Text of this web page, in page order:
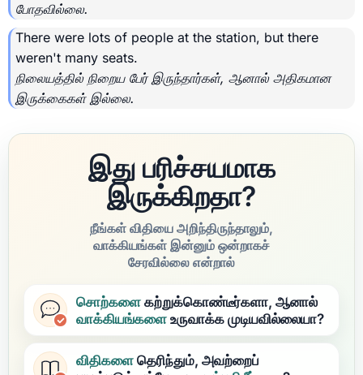
போதவில்லை.
There were lots of people at the station, but there
weren't many seats.
நிலையத்தில் நிறைய பேர் இருந்தார்கள், ஆனால் அதிகமான
இருக்கைகள் இல்லை.
இது பரிச்சயமாக
இருக்கிறதா?
நீங்கள் விதியை அறிந்திருந்தாலும்,
வாக்கியங்கள் இன்னும் ஒன்றாகச்
சேரவில்லை என்றால்
சொற்களைகற்றுக்கொண்டீர்களா, ஆனால்
வாக்கியங்களைஉருவாக்க முடியவில்லையா?
விதிகளைதெரிந்தும், அவற்றைப்